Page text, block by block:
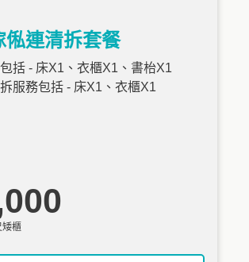
俬連清拆套餐
括 - 床X1、衣櫃X1、書枱X1
服務包括 - 床X1、衣櫃X1
矮櫃